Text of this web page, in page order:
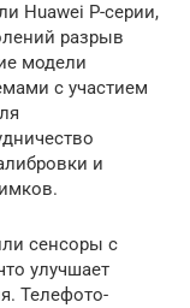
Huawei P-серии,
разрыв
модели
с участием
и
сенсоры с
улучшает
Телефото-